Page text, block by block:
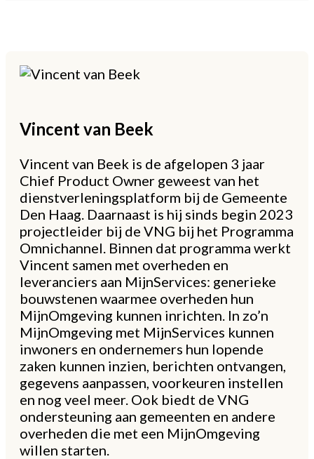
Vincentvan Beek
Vincent van Beek is de afgelopen 3 jaar
Chief Product Owner geweest van het
dienstverleningsplatform bij de Gemeente
Den Haag. Daarnaast is hij sinds begin 2023
projectleider bij de VNG bij het Programma
Omnichannel. Binnen dat programma werkt
Vincent samen met overheden en
leveranciers aan MijnServices: generieke
bouwstenen waarmee overheden hun
MijnOmgeving kunnen inrichten. In zo’n
MijnOmgeving met MijnServices kunnen
inwoners en ondernemers hun lopende
zaken kunnen inzien, berichten ontvangen,
gegevens aanpassen, voorkeuren instellen
en nog veel meer. Ook biedt de VNG
ondersteuning aan gemeenten en andere
overheden die met een MijnOmgeving
willen starten.